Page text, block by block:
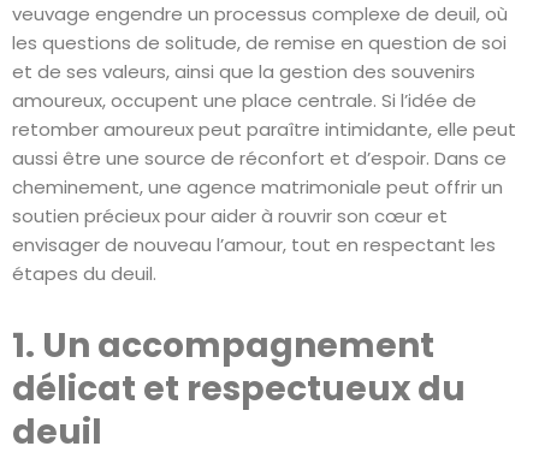
veuvage engendre un processus complexe de deuil, où
les questions de solitude, de remise en question de soi
et de ses valeurs, ainsi que la gestion des souvenirs
amoureux, occupent une place centrale. Si l’idée de
retomber amoureux peut paraître intimidante, elle peut
aussi être une source de réconfort et d’espoir. Dans ce
cheminement, une agence matrimoniale peut offrir un
soutien précieux pour aider à rouvrir son cœur et
envisager de nouveau l’amour, tout en respectant les
étapes du deuil.
1. Un accompagnement
délicat et respectueux du
deuil